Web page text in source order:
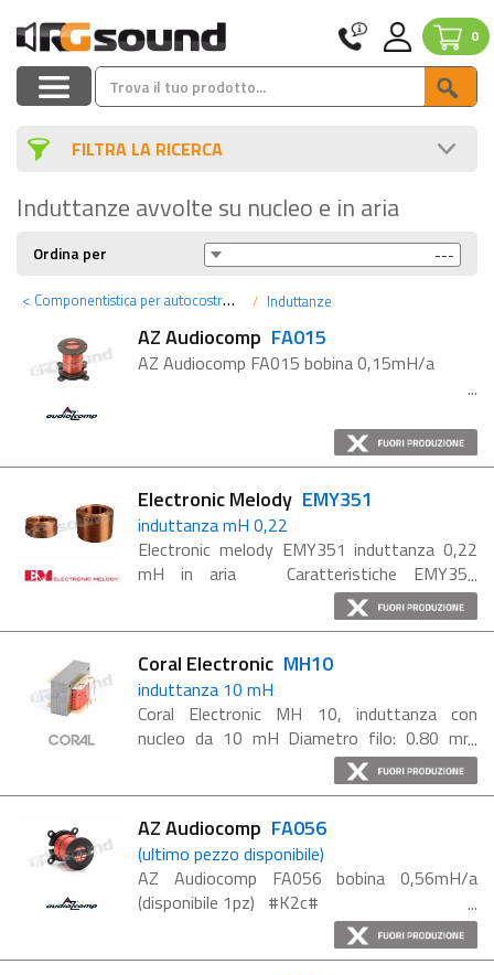
0
FILTRA LA RICERCA
Induttanze avvolte su nucleo e in aria
Ordina per
< Componentistica per autocostruzione hi-fi Induttanze
AZ Audiocomp FA015
AZ Audiocomp FA015 bobina 0,15mH/a
Electronic Melody EMY351
induttanza mH 0,22
Electronic melody EMY351 induttanza 0,22
mH in aria Caratteristiche EMY351
Diametro filo: 0.80 mm Dimensioni: 33 x 20 x
Coral Electronic MH10
induttanza 10 mH
Coral Electronic MH 10, induttanza con
nucleo da 10 mH Diametro filo: 0.80 mm
Dimensioni: 75 x 56 x 52 mm
AZ Audiocomp FA056
(ultimo pezzo disponibile)
AZ Audiocomp FA056 bobina 0,56mH/a
(disponibile 1pz) #K2c#